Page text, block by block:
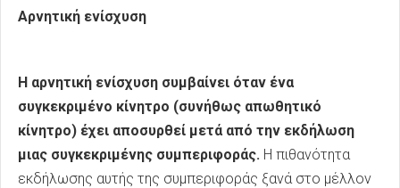
Αρνητική ενίσχυση
Η αρνητική ενίσχυση συμβαίνει όταν ένα
συγκεκριμένο κίνητρο (συνήθως απωθητικό
κίνητρο) έχει αποσυρθεί μετά από την εκδήλωση
μιας συγκεκριμένης συμπεριφοράς. Η πιθανότητα
εκδήλωσης αυτής της συμπεριφοράς ξανά στο μέλλον